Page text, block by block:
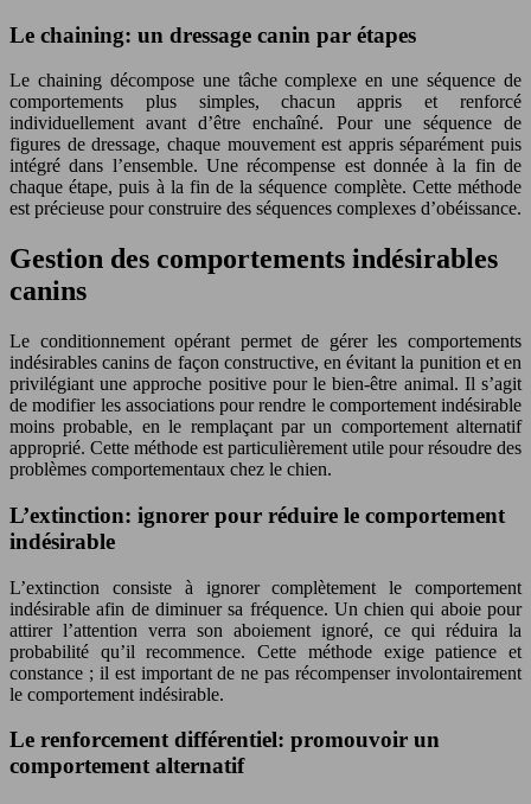
Le chaining: un dressage canin par étapes
Le chaining décompose une tâche complexe en une séquence de
comportements plus simples, chacun appris et renforcé
individuellement avant d’être enchaîné. Pour une séquence de
figures de dressage, chaque mouvement est appris séparément puis
intégré dans l’ensemble. Une récompense est donnée à la fin de
chaque étape, puis à la fin de la séquence complète. Cette méthode
est précieuse pour construire des séquences complexes d’obéissance.
Gestion des comportements indésirables
canins
Le conditionnement opérant permet de gérer les comportements
indésirables canins de façon constructive, en évitant la punition et en
privilégiant une approche positive pour le bien-être animal. Il s’agit
de modifier les associations pour rendre le comportement indésirable
moins probable, en le remplaçant par un comportement alternatif
approprié. Cette méthode est particulièrement utile pour résoudre des
problèmes comportementaux chez le chien.
L’extinction: ignorer pour réduire le comportement
indésirable
L’extinction consiste à ignorer complètement le comportement
indésirable afin de diminuer sa fréquence. Un chien qui aboie pour
attirer l’attention verra son aboiement ignoré, ce qui réduira la
probabilité qu’il recommence. Cette méthode exige patience et
constance ; il est important de ne pas récompenser involontairement
le comportement indésirable.
Le renforcement différentiel: promouvoir un
comportement alternatif